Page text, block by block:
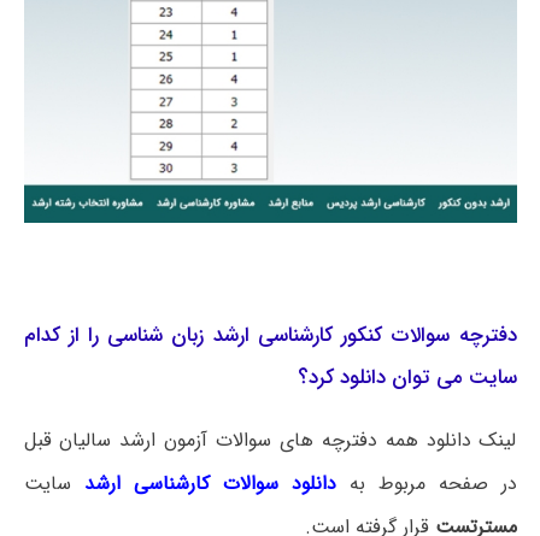
دفترچه سوالات کنکور کارشناسی ارشد زبان شناسی را از کدام
سایت می توان دانلود کرد؟
لینک دانلود همه دفترچه های سوالات آزمون ارشد سالیان قبل
در صفحه مربوط به دانلود سوالات کارشناسی ارشد سایت
مسترتست قرار گرفته است.